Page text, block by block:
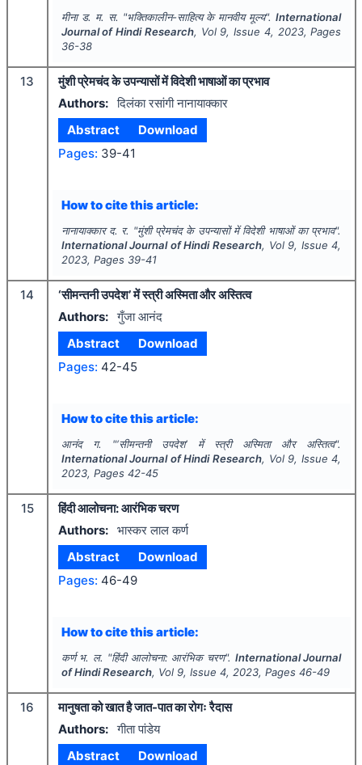
मीना ड. म. स. "भक्तिकालीन-साहित्य के मानवीय मूल्य".International
Journal of Hindi Research, Vol 9, Issue 4, 2023, Pages
36-38
13
मुंशी प्रेमचंद के उपन्यासों में विदेशी भाषाओं का प्रभाव
Authors: दिलंका रसांगी नानायाक्कार
Abstract
Download
Pages: 39-41
How to cite this article:
नानायाक्कार द. र. "मुंशी प्रेमचंद के उपन्यासों में विदेशी भाषाओं का प्रभाव".
International Journal of Hindi Research, Vol 9, Issue4,
2023, Pages 39-41
14
‘सीमन्तनी उपदेश’ में स्त्री अस्मिता और अस्तित्व
Authors: गुँजा आनंद
Abstract
Download
Pages: 42-45
How to cite this article:
आनंद ग. "‘सीमन्तनी उपदेश’ में स्त्री अस्मिता और अस्तित्व".
International Journal of Hindi Research, Vol 9, Issue4,
2023, Pages 42-45
15
हिंदी आलोचना: आरंभिक चरण
Authors: भास्कर लाल कर्ण
Abstract
Download
Pages: 46-49
How to cite this article:
कर्ण भ. ल. "हिंदी आलोचना: आरंभिक चरण". International Journal
of Hindi Research, Vol 9, Issue 4, 2023, Pages 46-49
16
मानुषता को खात है जात-पात का रोगः रैदास
Authors: गीता पांडेय
Abstract
Download